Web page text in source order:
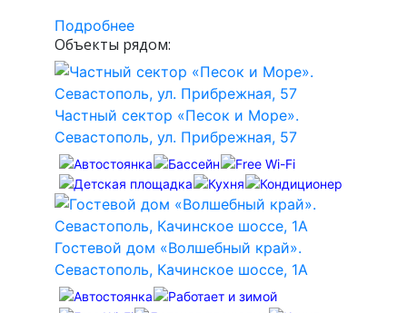
Подробнее
Объекты рядом:
Частный сектор «Песок и Море».
Севастополь, ул. Прибрежная, 57
Гостевой дом «Волшебный край».
Севастополь, Качинское шоссе, 1А